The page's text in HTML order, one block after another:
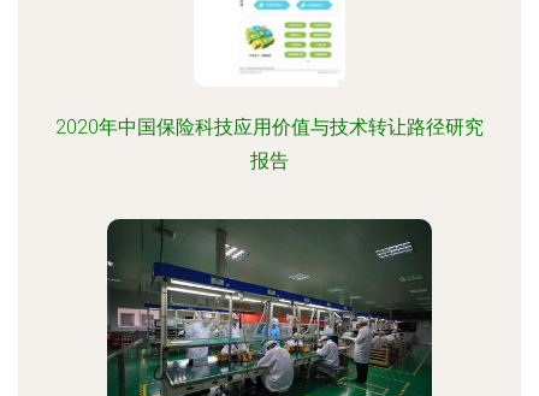
2020年中国保险科技应用价值与技术转让路径研究
报告